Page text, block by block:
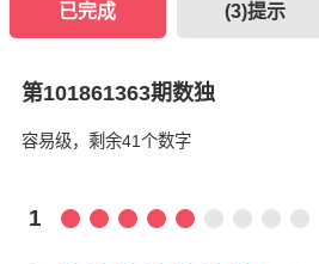
已完成 (3)提示
第101861363期数独
容易级，剩余41个数字
1